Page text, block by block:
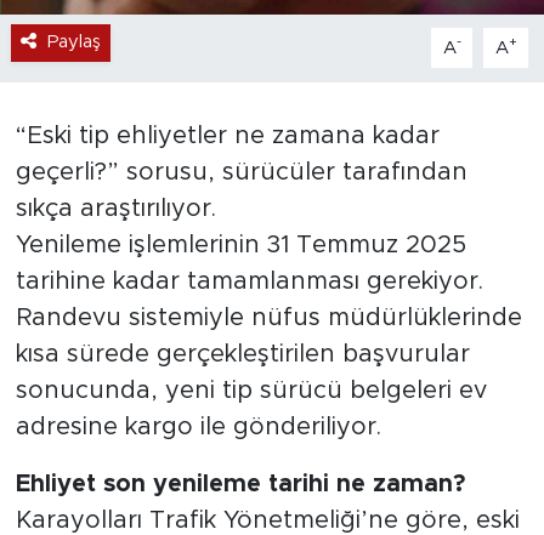
Paylaş A- A+
“Eski tip ehliyetler ne zamana kadar
geçerli?” sorusu, sürücüler tarafından
sıkça araştırılıyor.
Yenileme işlemlerinin 31 Temmuz 2025
tarihine kadar tamamlanması gerekiyor.
Randevu sistemiyle nüfus müdürlüklerinde
kısa sürede gerçekleştirilen başvurular
sonucunda, yeni tip sürücü belgeleri ev
adresine kargo ile gönderiliyor.
Ehliyet son yenileme tarihi ne zaman?
Karayolları Trafik Yönetmeliği’ne göre, eski